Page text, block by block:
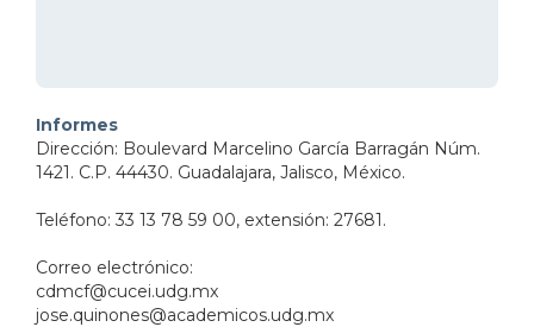
Informes
Dirección: Boulevard Marcelino García Barragán Núm.
1421. C.P. 44430. Guadalajara, Jalisco, México.
Teléfono: 33 13 78 59 00, extensión: 27681.
Correo electrónico:
cdmcf@cucei.udg.mx
jose.quinones@academicos.udg.mx